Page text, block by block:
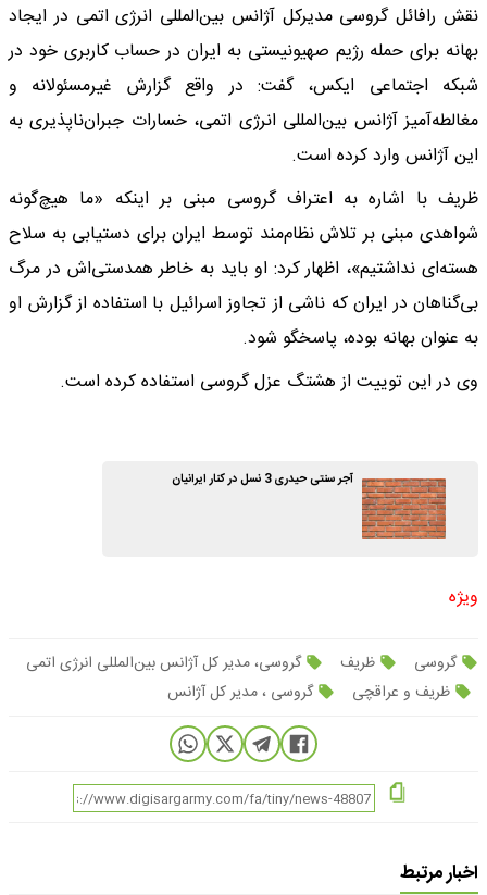
نقش رافائل گروسی مدیرکل آژانس بین‌المللی انرژی اتمی در ایجاد
بهانه برای حمله رژیم صهیونیستی به ایران در حساب کاربری خود در
شبکه اجتماعی ایکس، گفت: در واقع گزارش غیرمسئولانه و
مغالطه‌آمیز آژانس بین‌المللی انرژی اتمی، خسارات جبران‌ناپذیری به
این آژانس وارد کرده است.
ظریف با اشاره به اعتراف گروسی مبنی بر اینکه «ما هیچ‌گونه
شواهدی مبنی بر تلاش نظام‌مند توسط ایران برای دستیابی به سلاح
هسته‌ای نداشتیم»، اظهار کرد: او باید به خاطر همدستی‌اش در مرگ
بی‌گناهان در ایران که ناشی از تجاوز اسرائیل با استفاده از گزارش او
به عنوان بهانه بوده، پاسخگو شود.
وی در این توییت از هشتگ عزل گروسی استفاده کرده است.
آجر سنتی حیدری 3 نسل در کنار ایرانیان
ویژه
گروسی ظریف
گروسی، مدیر کل آژانس بین‌المللی انرژی اتمی
ظریف و عراقچی
گروسی ، مدیر کل آژانس
اخبار مرتبط